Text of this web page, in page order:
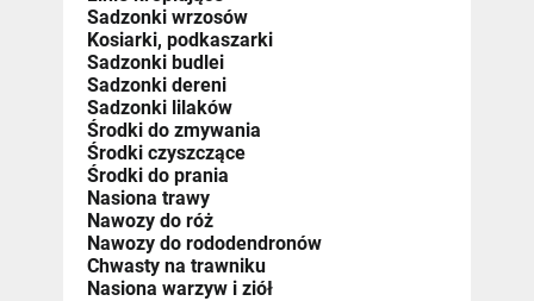
Sadzonki wrzosów
Kosiarki, podkaszarki
Sadzonki budlei
Sadzonki dereni
Sadzonki lilaków
Środki do zmywania
Środki czyszczące
Środki do prania
Nasiona trawy
Nawozy do róż
Nawozy do rododendronów
Chwasty na trawniku
Nasiona warzyw i ziół